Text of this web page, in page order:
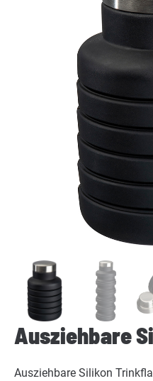
Ausziehbare
Ausziehbare Silikon